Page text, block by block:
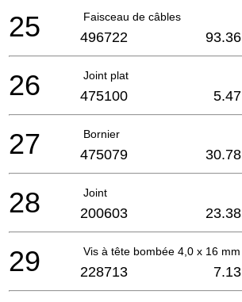
Faisceau de câbles
25 496722 93.36
Joint plat
26 475100 5.47
Bornier
27 475079 30.78
Joint
28 200603 23.38
Vis à tête bombée 4,0 x 16 mm
29 228713 7.13